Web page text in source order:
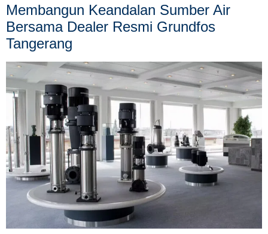
Membangun Keandalan Sumber Air
Bersama Dealer Resmi Grundfos
Tangerang